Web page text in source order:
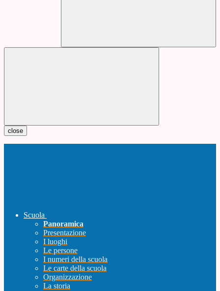
close
Scuola
Panoramica
Presentazione
I luoghi
Le persone
I numeri della scuola
Le carte della scuola
Organizzazione
La storia